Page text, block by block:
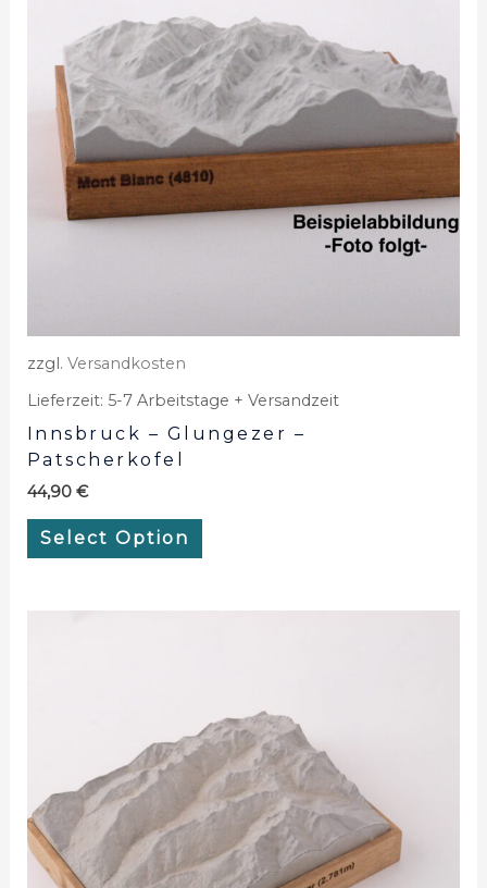
zzgl. Versandkosten
Lieferzeit: 5-7 Arbeitstage + Versandzeit
Innsbruck – Glungezer –
Patscherkofel
44,90 €
Select Option